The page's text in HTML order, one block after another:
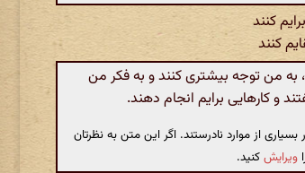
کنند
کنند
من توجه بیشتری کنند و به فکر من
و کارهایی برایم انجام دهند.
از موارد نادرستند. اگر این متن به نظرتان
ویرایشکنید.